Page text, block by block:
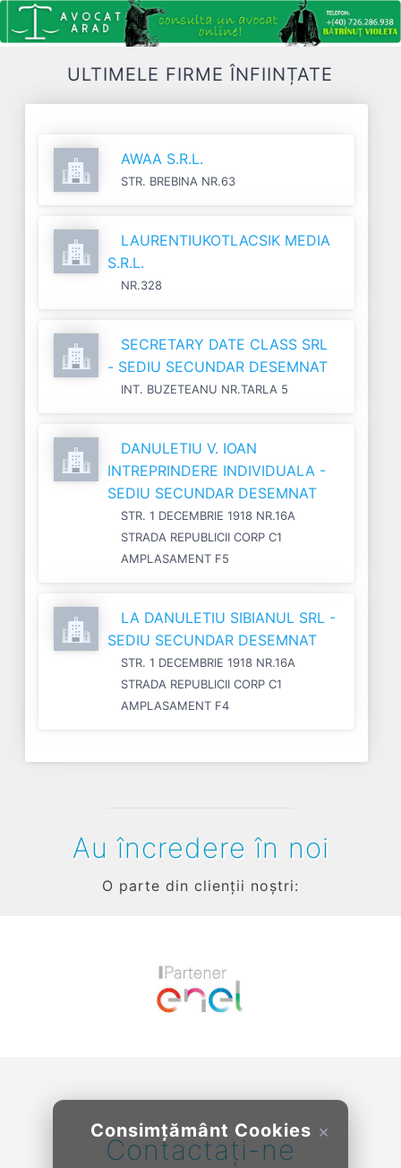
ULTIMELE FIRME ÎNFIINȚATE
AWAA S.R.L.
STR. BREBINA NR.63
LAURENTIUKOTLACSIK MEDIA
S.R.L.
NR.328
SECRETARY DATE CLASS SRL
- SEDIU SECUNDAR DESEMNAT
INT. BUZETEANU NR.TARLA 5
DANULETIU V. IOAN
INTREPRINDERE INDIVIDUALA -
SEDIU SECUNDAR DESEMNAT
STR. 1 DECEMBRIE 1918 NR.16A
STRADA REPUBLICII CORP C1
AMPLASAMENT F5
LA DANULETIU SIBIANUL SRL -
SEDIU SECUNDAR DESEMNAT
STR. 1 DECEMBRIE 1918 NR.16A
STRADA REPUBLICII CORP C1
AMPLASAMENT F4
×
Consimțământ Cookies
Au încredere în noi
O parte din clienții noștri:
Contactați-ne